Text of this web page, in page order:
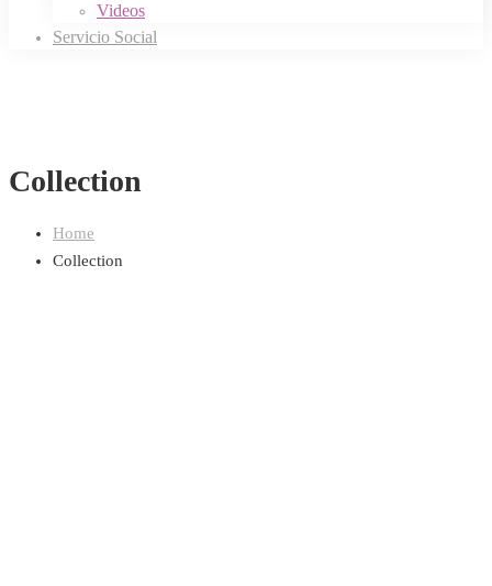
Videos
Servicio Social
Collection
Home
Collection